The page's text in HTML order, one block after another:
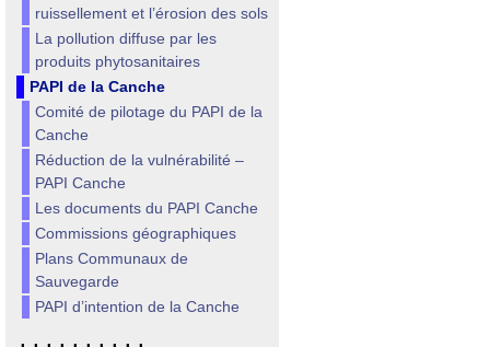
ruissellement et l’érosion des sols
La pollution diffuse par les
produits phytosanitaires
PAPI de la Canche
Comité de pilotage du PAPI de la
Canche
Réduction de la vulnérabilité –
PAPI Canche
Les documents du PAPI Canche
Commissions géographiques
Plans Communaux de
Sauvegarde
PAPI d’intention de la Canche